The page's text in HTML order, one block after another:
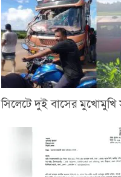
সিলেটে দুই বাসের মুখোমুখি